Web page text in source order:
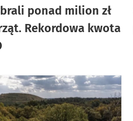
ponad milion zł
Rekordowa kwota